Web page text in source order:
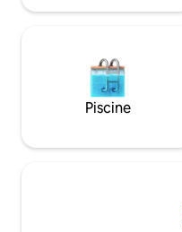
personne. Notre propre
Piscine